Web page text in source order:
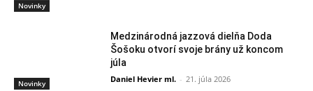
Novinky
Novinky
Medzinárodná jazzová dielňa Doda
Šošoku otvorí svoje brány už koncom
júla
Daniel Hevier ml. - 21. júla 2026